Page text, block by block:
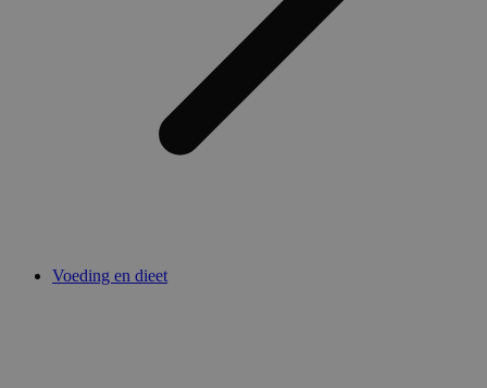
Voeding en dieet